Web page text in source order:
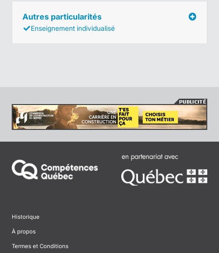
Autres particularités
Enseignement individualisé
Historique
À propos
Termes et Conditions